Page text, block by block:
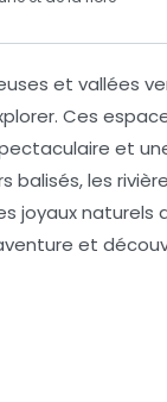
et vallées
Ces
et
balisés, les
joyaux naturels
et